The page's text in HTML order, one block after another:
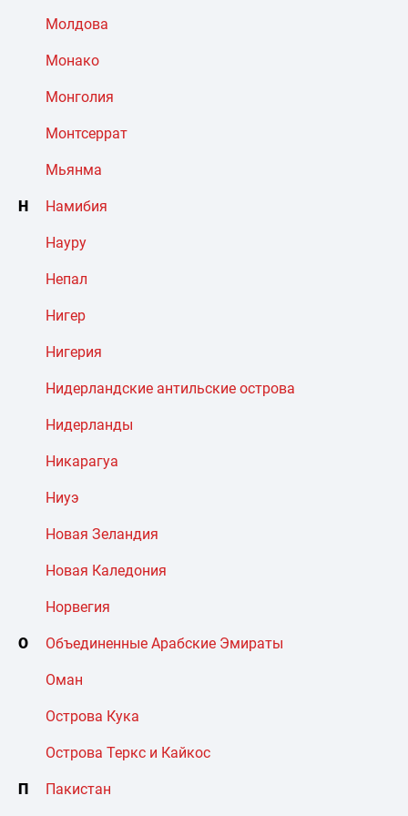
Молдова
Монако
Монголия
Монтсеррат
Мьянма
Н Намибия
Науру
Непал
Нигер
Нигерия
Нидерландские антильские острова
Нидерланды
Никарагуа
Ниуэ
Новая Зеландия
Новая Каледония
Норвегия
О Объединенные Арабские Эмираты
Оман
Острова Кука
Острова Теркс и Кайкос
П Пакистан